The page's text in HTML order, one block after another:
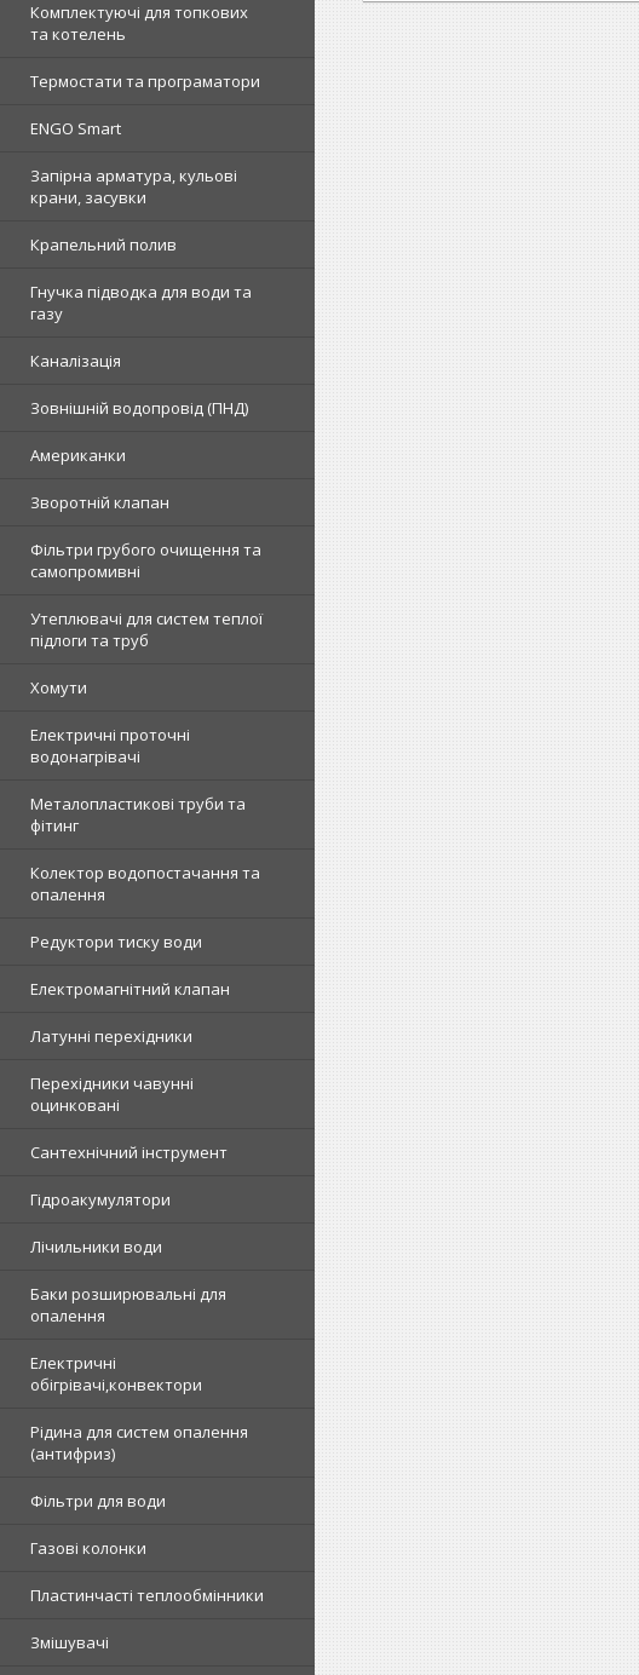
Комплектуючі для топкових
та котелень
Термостати та програматори
ENGO Smart
Запірна арматура, кульові
крани, засувки
Крапельний полив
Гнучка підводка для води та
газу
Каналізація
Зовнішній водопровід (ПНД)
Американки
Зворотній клапан
Фільтри грубого очищення та
самопромивні
Утеплювачі для систем теплої
підлоги та труб
Хомути
Електричні проточні
водонагрівачі
Металопластикові труби та
фітинг
Колектор водопостачання та
опалення
Редуктори тиску води
Електромагнітний клапан
Латунні перехідники
Перехідники чавунні
оцинковані
Сантехнічний інструмент
Гідроакумулятори
Лічильники води
Баки розширювальні для
опалення
Електричні
обігрівачі,конвектори
Рідина для систем опалення
(антифриз)
Фільтри для води
Газові колонки
Пластинчасті теплообмінники
Змішувачі